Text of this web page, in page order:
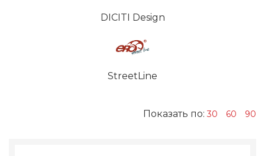
DICITI Design
StreetLine
Показать по:30 60 90